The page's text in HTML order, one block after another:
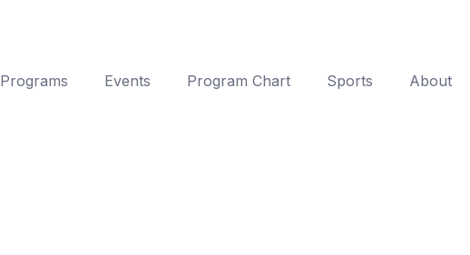
Programs Events Program Chart Sports About